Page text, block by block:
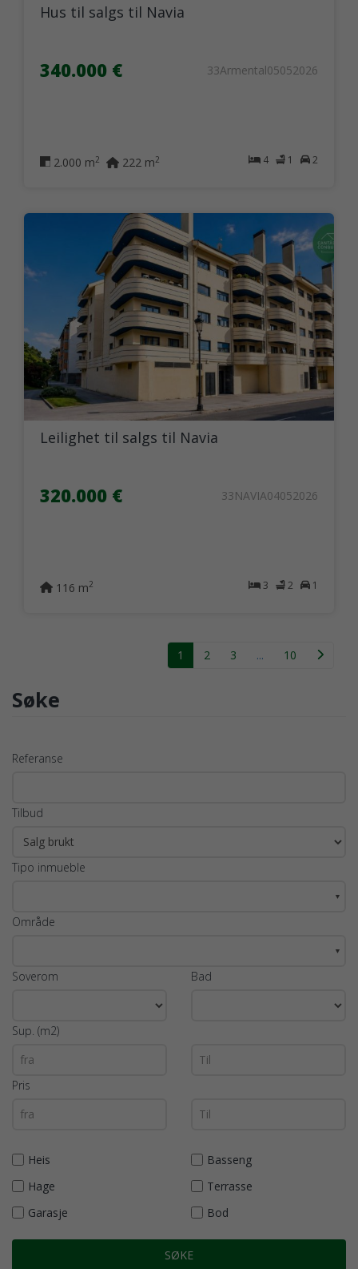
Hus til salgs til Navia
340.000 € 33Armental05052026
4 1 2
2.000 m2 222 m2
Leilighet til salgs til Navia
320.000 € 33NAVIA04052026
3 2 1
116 m2
1 2 3 ... 10
Søke
Referanse
Tilbud
Tipo inmueble
▼
Område
▼
Soverom Bad
Sup. (m2)
Pris
Heis
Basseng
Hage
Terrasse
Garasje
Bod
SØKE